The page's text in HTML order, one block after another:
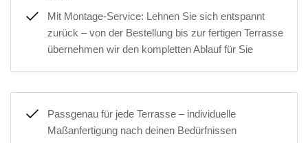
Mit Montage-Service: Lehnen Sie sich entspannt
zurück – von der Bestellung bis zur fertigen Terrasse
übernehmen wir den kompletten Ablauf für Sie
Passgenau für jede Terrasse – individuelle
Maßanfertigung nach deinen Bedürfnissen